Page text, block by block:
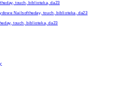
touch, biblioteka, da23
Nailsoftheday, touch, biblioteka, da23
touch, biblioteka, da23